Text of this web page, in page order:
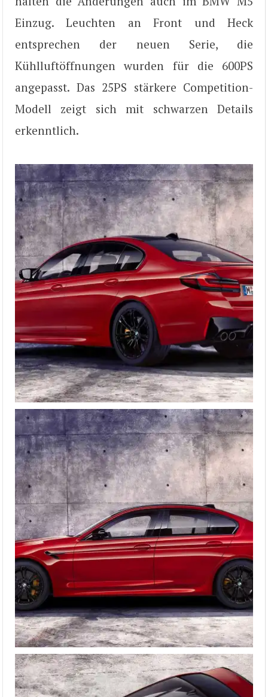
Einzug. Leuchten an Front und Heck
entsprechen der neuen Serie, die
Kühlluftöffnungen wurden für die 600PS
angepasst. Das 25PS stärkere Competition-
Modell zeigt sich mit schwarzen Details
erkenntlich.